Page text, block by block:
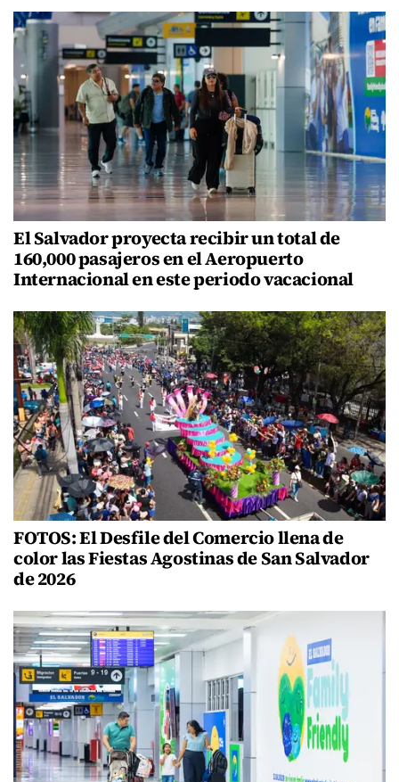
El Salvador proyecta recibir un total de
160,000 pasajeros en el Aeropuerto
Internacional en este periodo vacacional
FOTOS: El Desfile del Comercio llena de
color las Fiestas Agostinas de San Salvador
de 2026